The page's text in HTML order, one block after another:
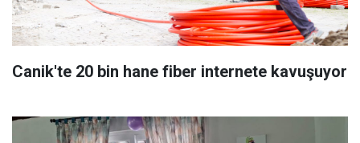
Canik'te 20 bin hane fiber internete kavuşuyor